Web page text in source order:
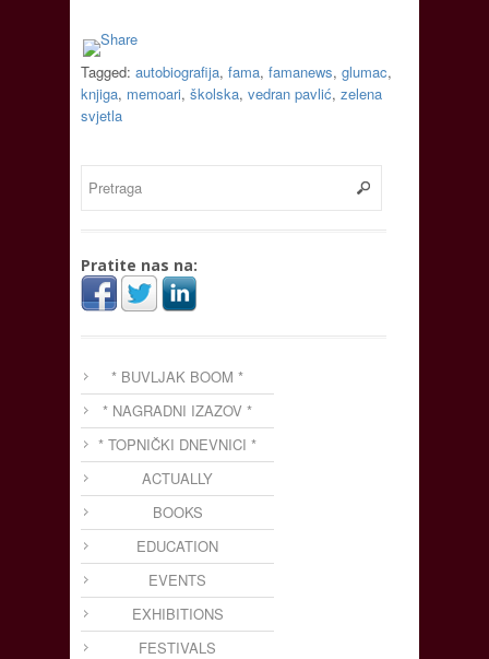
Tagged: autobiografija, fama, famanews, glumac,
knjiga, memoari, školska, vedran pavlić, zelena
svjetla
Pratite nas na:
* BUVLJAK BOOM *
* NAGRADNI IZAZOV *
* TOPNIČKI DNEVNICI *
ACTUALLY
BOOKS
EDUCATION
EVENTS
EXHIBITIONS
FESTIVALS